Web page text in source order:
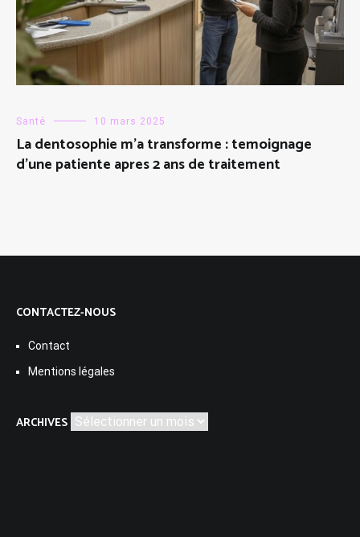
Santé 10 mars 2025
La dentosophie m’a transforme : temoignage
d’une patiente apres 2 ans de traitement
CONTACTEZ-NOUS
Contact
Mentions légales
ARCHIVES Archives